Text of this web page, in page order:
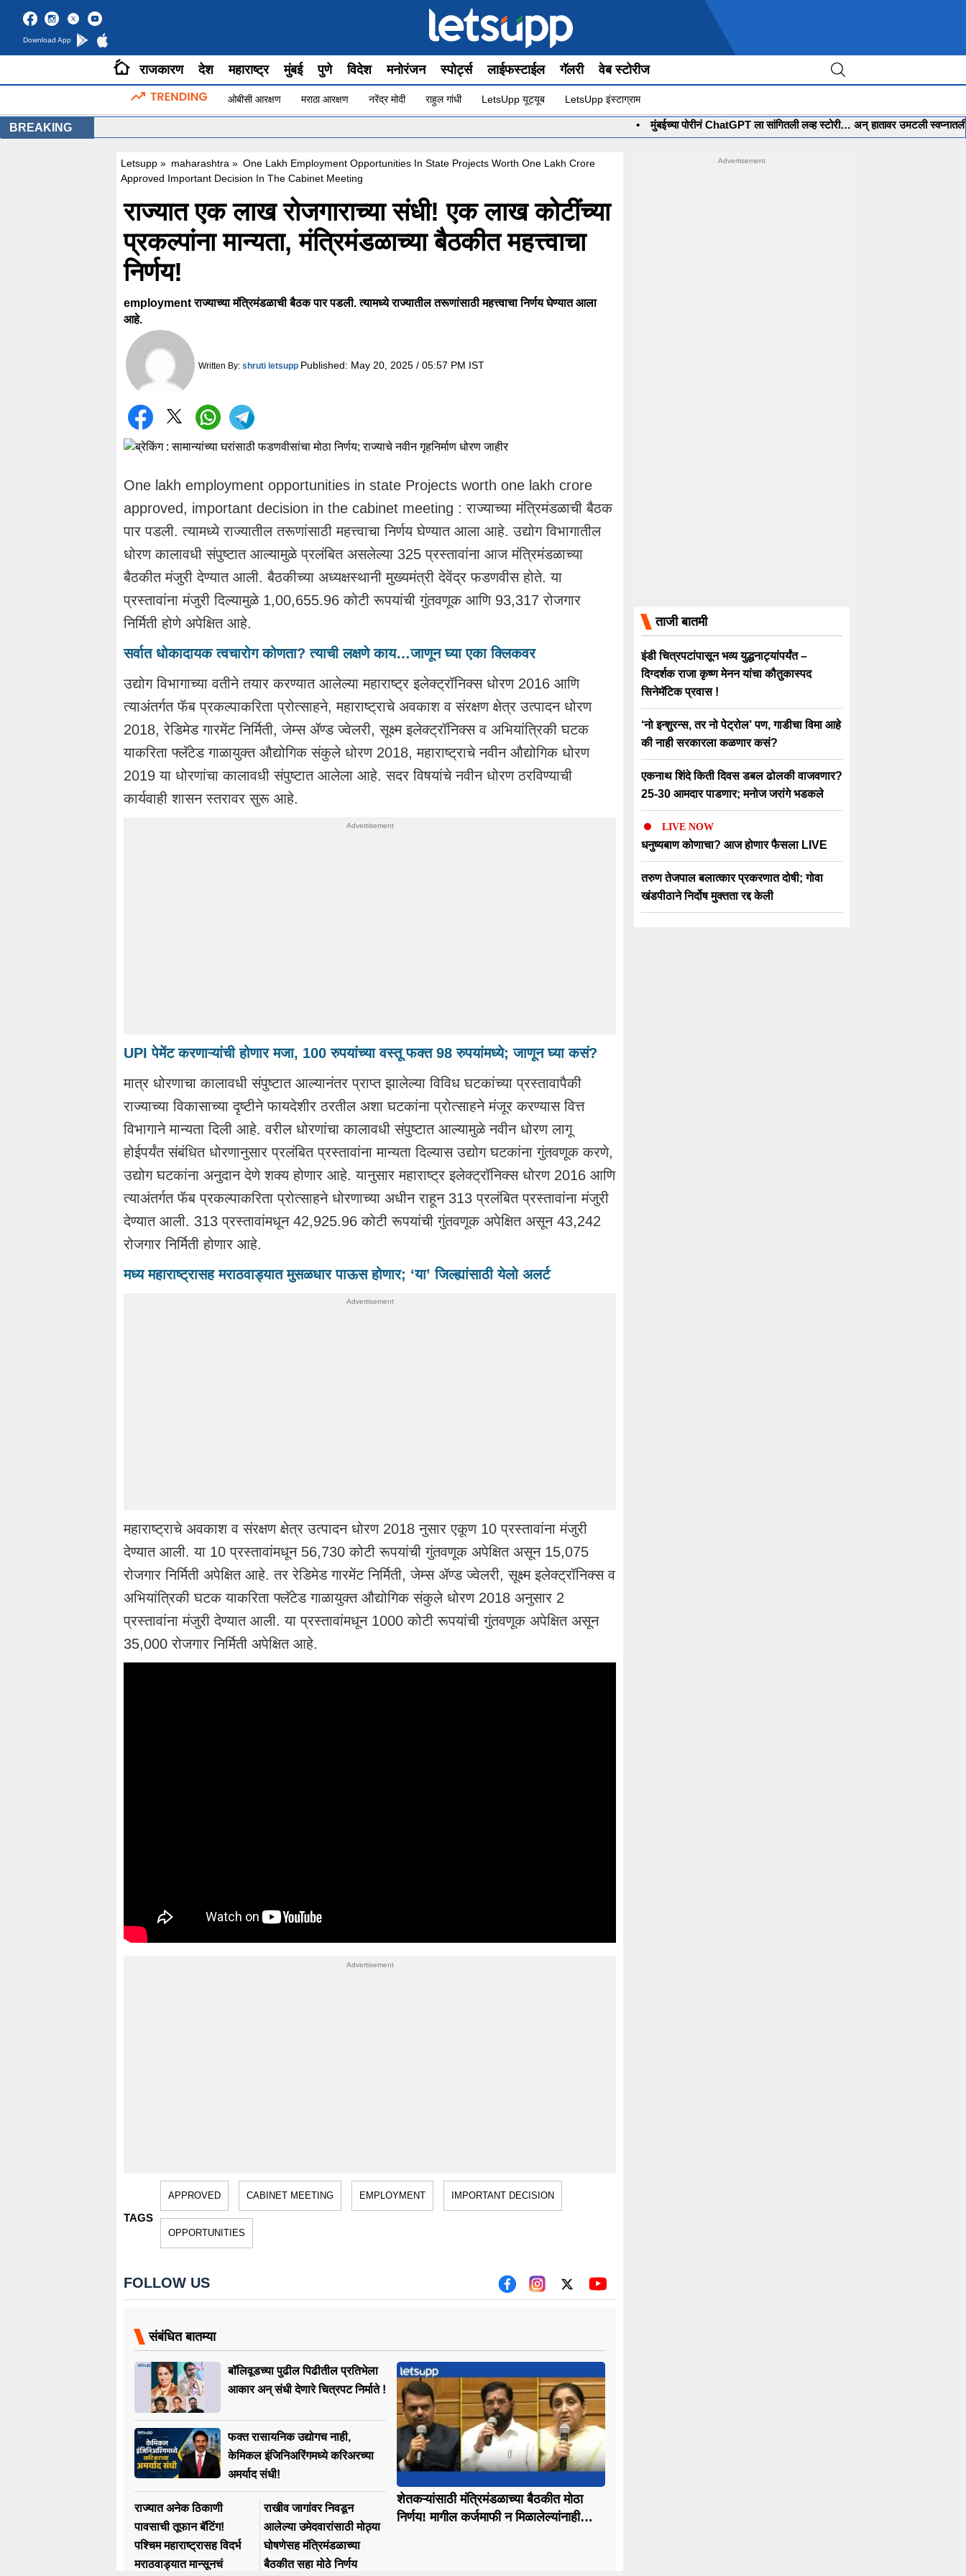
Download App
राजकारण देश महाराष्ट्र मुंबई पुणे विदेश मनोरंजन स्पोर्ट्स लाईफस्टाईल गॅलरी वेब स्टोरीज
ओबीसी आरक्षण मराठा आरक्षण नरेंद्र मोदी राहुल गांधी LetsUpp यूट्यूब LetsUpp इंस्टाग्राम
BREAKING मुंबईच्या पोरीनं ChatGPT ला सांगितली लव्ह स्टोरी… अन् हातावर उमटली स्वप्नातली लग्नाची
Letsupp » maharashtra » One Lakh Employment Opportunities In State Projects Worth One Lakh Crore
Approved Important Decision In The Cabinet Meeting
राज्यात एक लाख रोजगाराच्या संधी! एक लाख कोटींच्या
प्रकल्पांना मान्यता, मंत्रिमंडळाच्या बैठकीत महत्त्वाचा
निर्णय!
employment राज्याच्या मंत्रिमंडळाची बैठक पार पडली. त्यामध्ये राज्यातील तरूणांसाठी महत्त्वाचा निर्णय घेण्यात आला
आहे.
Written By: shruti letsupp Published: May 20, 2025 / 05:57 PM IST
One lakh employment opportunities in state Projects worth one lakh crore
approved, important decision in the cabinet meeting : राज्याच्या मंत्रिमंडळाची बैठक
पार पडली. त्यामध्ये राज्यातील तरूणांसाठी महत्त्वाचा निर्णय घेण्यात आला आहे. उद्योग विभागातील
धोरण कालावधी संपुष्टात आल्यामुळे प्रलंबित असलेल्या 325 प्रस्तावांना आज मंत्रिमंडळाच्या
बैठकीत मंजुरी देण्यात आली. बैठकीच्या अध्यक्षस्थानी मुख्यमंत्री देवेंद्र फडणवीस होते. या
प्रस्तावांना मंजुरी दिल्यामुळे 1,00,655.96 कोटी रूपयांची गुंतवणूक आणि 93,317 रोजगार
निर्मिती होणे अपेक्षित‍ आहे.
सर्वात धोकादायक त्वचारोग कोणता? त्याची लक्षणे काय…जाणून घ्या एका क्लिकवर
उद्योग विभागाच्या वतीने तयार करण्यात आलेल्या महाराष्ट्र इलेक्ट्रॉनिक्स धोरण 2016 आणि
त्याअंतर्गत फॅब प्रकल्पाकरिता प्रोत्साहने, महाराष्ट्राचे अवकाश व संरक्षण क्षेत्र उत्पादन धोरण
2018, रेडिमेड गारमेंट निर्मिती, जेम्स ॲण्ड ज्वेलरी, सूक्ष्म इलेक्ट्रॉनिक्स व अभियांत्रिकी घटक
याकरिता फ्लॅटेड गाळायुक्त औद्योगिक संकुले धोरण 2018, महाराष्ट्राचे नवीन औद्योगिक धोरण
2019 या धोरणांचा कालावधी संपुष्टात आलेला आहे. सदर विषयांचे नवीन धोरण ठरविण्याची
कार्यवाही शासन स्तरावर सुरू आहे.
UPI पेमेंट करणाऱ्यांची होणार मजा, 100 रुपयांच्या वस्तू फक्त 98 रुपयांमध्ये; जाणून घ्या कसं?
मात्र धोरणाचा कालावधी संपुष्टात आल्यानंतर प्राप्त झालेल्या विविध घटकांच्या प्रस्तावापैकी
राज्याच्या विकासाच्या दृष्टीने फायदेशीर ठरतील अशा घटकांना प्रोत्साहने मंजूर करण्यास वित्त
विभागाने मान्यता दिली आहे. वरील धोरणांचा कालावधी संपुष्टात आल्यामुळे नवीन धोरण लागू
होईपर्यंत संबंधित धोरणानुसार प्रलंबित प्रस्तावांना मान्यता दिल्यास उद्योग घटकांना गुंतवणूक करणे,
उद्योग घटकांना अनुदान देणे शक्य होणार आहे. यानुसार महाराष्ट्र इलेक्ट्रॉनिक्स धोरण 2016 आणि
त्याअंतर्गत फॅब प्रकल्पाकरिता प्रोत्साहने धोरणाच्या अधीन राहून 313 प्रलंबित प्रस्तावांना मंजुरी
देण्यात आली. 313 प्रस्तावांमधून 42,925.96 कोटी रूपयांची गुंतवणूक अपेक्षित असून 43,242
रोजगार निर्मिती होणार आहे.
मध्य महाराष्ट्रासह मराठवाड्यात मुसळधार पाऊस होणार; ‘या’ जिल्ह्यांसाठी येलो अलर्ट
महाराष्ट्राचे अवकाश व संरक्षण क्षेत्र उत्पादन धोरण 2018 नुसार एकूण 10 प्रस्तावांना मंजुरी
देण्यात आली. या 10 प्रस्तावांमधून 56,730 कोटी रूपयांची गुंतवणूक अपेक्षित असून 15,075
रोजगार निर्मिती अपेक्षित आहे. तर रेडिमेड गारमेंट निर्मिती, जेम्स ॲण्ड ज्वेलरी, सूक्ष्म इलेक्ट्रॉनिक्स व
अभियांत्रिकी घटक याकरिता फ्लॅटेड गाळायुक्त औद्योगिक संकुले धोरण 2018 अनुसार 2
प्रस्तावांना मंजुरी देण्यात आली. या प्रस्तावांमधून 1000 कोटी रूपयांची गुंतवणूक अपेक्षित असून
35,000 रोजगार निर्मिती अपेक्षित आहे.
TAGS
APPROVED CABINET MEETING EMPLOYMENT IMPORTANT DECISION
OPPORTUNITIES
FOLLOW US
संबंधित बातम्या
बॉलिवूडच्या पुढील पिढीतील प्रतिभेला
आकार अन् संधी देणारे चित्रपट निर्माते !
फक्त रासायनिक उद्योगच नाही,
केमिकल इंजिनिअरिंगमध्ये करिअरच्या
अमर्याद संधी!
राज्यात अनेक ठिकाणी
पावसाची तूफान बॅटिंग!
पश्चिम महाराष्ट्रासह विदर्भ
मराठवाड्यात मान्सूनचं
राखीव जागांवर निवडून
आलेल्या उमेदवारांसाठी मोठ्या
घोषणेसह मंत्रिमंडळाच्या
बैठकीत सहा मोठे निर्णय
शेतकऱ्यांसाठी मंत्रिमंडळाच्या बैठकीत मोठा
निर्णय! मागील कर्जमाफी न मिळालेल्यांनाही
ताजी बातमी
इंडी चित्रपटांपासून भव्य युद्धनाट्यांपर्यंत –
दिग्दर्शक राजा कृष्ण मेनन यांचा कौतुकास्पद
सिनेमॅटिक प्रवास !
‘नो इन्शुरन्स, तर नो पेट्रोल’ पण, गाडीचा विमा आहे
की नाही सरकारला कळणार कसं?
एकनाथ शिंदे किती दिवस डबल ढोलकी वाजवणार?
25-30 आमदार पाडणार; मनोज जरांगे भडकले
LIVE NOW
धनुष्यबाण कोणाचा? आज होणार फैसला LIVE
तरुण तेजपाल बलात्कार प्रकरणात दोषी; गोवा
खंडपीठाने निर्दोष मुक्तता रद्द केली